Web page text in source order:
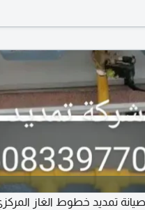
تمديد خطوط الغاز